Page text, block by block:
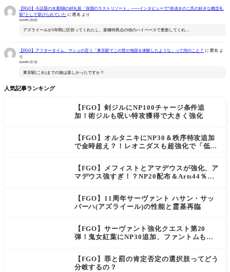
【FGO】今話題の水着BBの絆礼装「深淵のラストリゾート」――インタビューで“奈須きのこ氏の好きな概念礼
装”として挙げられていた に 匿名 より
2026年1月8日
アズライールが1年間に区切ってくれたし、亜種特異点の頃のハイペースで更新してくれ…
【FGO】アフタータイム、マシュの言う「東京駅でこの世の地獄を体験したような」って何のこと？ に 匿名 よ
り
2026年1月7日
東京駅(これ)までの旅は楽しかったですか？
人気記事ランキング
【FGO】剣ジルにNP100チャージ条件追
加！術ジルも呪い特攻獲得で大きく強化
【FGO】オルタニキにNP30＆秩序特攻追加
で金時超え？！レオニダスも超強化で「低レ
【FGO】メフィストとアマデウスが強化、ア
マデウス強すぎ！？NP20配布＆Arts44％強
【FGO】11周年サーヴァント ハサン・サッ
バーハ(アズライール)の性能と霊基再臨
【FGO】サーヴァント強化クエスト第20
弾！鬼女紅葉にNP30追加、ファントムも大
【FGO】罪と罰の肯定否定の選択肢ってどう
分岐するの？